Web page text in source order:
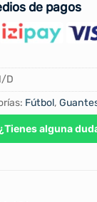
de pagos
D
Fútbol,
¿Tienes alguna